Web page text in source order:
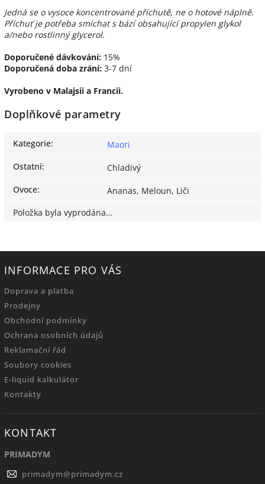
Jedná se o vysoce koncentrované příchutě, ne o hotové náplně.
Příchuť je potřeba smíchat s bází obsahující propylen glykol
a/nebo rostlinný glycerol.
Doporučené dávkování: 15%
Doporučená doba zrání: 3-7 dní
Vyrobeno v Malajsii a Francii.
Doplňkové parametry
Kategorie:
Maori
Ostatní:
Chladivý
Ovoce:
Ananas, Meloun, Liči
Položka byla vyprodána…
INFORMACE PRO VÁS
Doprava a platba
Prodejny
Obchodní podmínky
Ochrana osobních údajů
Reklamační řád
Soubory cookies
E-liquid kalkulátor
Kontakty
KONTAKT
PRIMADYM
primadym@primadym.cz